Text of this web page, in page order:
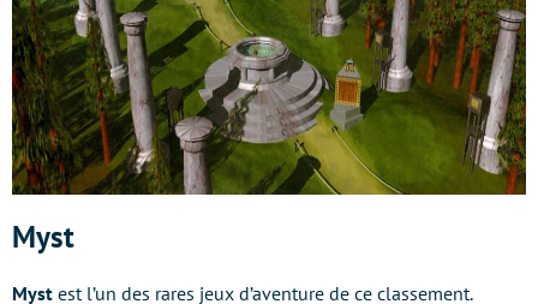
Myst
Myst est l’un des rares jeux d’aventure de ce classement.